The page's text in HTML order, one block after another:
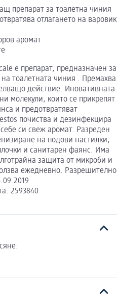
препарат за тоалетна чиния
отлагането на варовик
аромат
е препарат, предназначен за
тоалетната чиния . Премахва
действие. Иновативната
молекули, които се прикрепят
и предотвратяват
почиства и дезинфекцира
си свеж аромат. Разреден
на подови настилки,
и санитарен фаянс. Има
защита от микроби и
ежедневно. Разрешително
2593840